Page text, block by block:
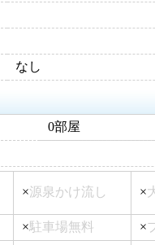
なし
0部屋
×源泉かけ流し ×
×駐車場無料 ×